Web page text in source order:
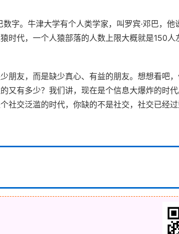
字。牛津大学有个人类学家，叫罗宾·邓巴，他
时代，一个人猿部落的人数上限大概就是150人
朋友，而是缺少真心、有益的朋友。想想看吧
又有多少？我们讲，现在是个信息大爆炸的时
社交泛滥的时代，你缺的不是社交，社交已经